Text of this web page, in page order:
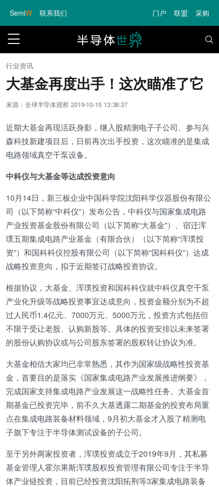
SemiW 联系我们 门户 联盟 采购
行业资讯
大基金再度出手！这次瞄准了它
来源：全球半导体观察 2019-10-15 13:38:37
近期大基金再现活跃身影，继入股精测电子子公司、参与兴
森科技新建项目后，日前再次出手投资，这次瞄准的是集成
电路领域真空干泵设备。
中科仪与大基金等达成投资意向
10月14日，新三板企业中国科学院沈阳科学仪器股份有限公
司（以下简称“中科仪”）发布公告，中科仪与国家集成电路
产业投资基金股份有限公司（以下简称“大基金”）、宿迁浑
璞五期集成电路产业基金（有限合伙）（以下简称“浑璞投
资”）和国科科仪控股有限公司（以下简称“国科科仪”）达成
战略投资意向，拟于近期签订战略投资协议。
根据协议，大基金、浑璞投资和国科科仪就中科仪真空干泵
产业化升级等战略投资事宜达成意向，投资金额分别为不超
过人民币1.4亿元、7000万元、5000万元，投资方式包括但
不限于受让老股、认购新股等。具体的投资安排以未来签署
的股份认购协议或与公司股东签署的股权转让协议为准。
大基金相信大家均已非常熟悉，其作为国家级战略性投资基
金，首要目的是落实《国家集成电路产业发展推进纲要》，
完成国家支持集成电路产业发展这一战略性任务。大基金首
期基金已投资完毕，前不久大基透露二期基金的投资布局重
点在集成电路装备材料领域，9月初大基金才入股了精测电
子旗下专注于半导体测试设备的子公司。
至于另外两家投资者，浑璞投资成立于2019年9月，其私募
基金管理人霍尔果斯浑璞股权投资管理有限公司专注于半导
体产业链投资，目前已经投资沈阳拓荆等3家集成电路装备